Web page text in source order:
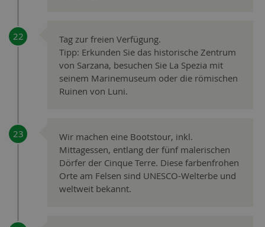
Tag zur freien Verfügung.
Tipp: Erkunden Sie das historische Zentrum
von Sarzana, besuchen Sie La Spezia mit
seinem Marinemuseum oder die römischen
Ruinen von Luni.
Wir machen eine Bootstour, inkl.
Mittagessen, entlang der fünf malerischen
Dörfer der Cinque Terre. Diese farbenfrohen
Orte am Felsen sind UNESCO-Welterbe und
weltweit bekannt.